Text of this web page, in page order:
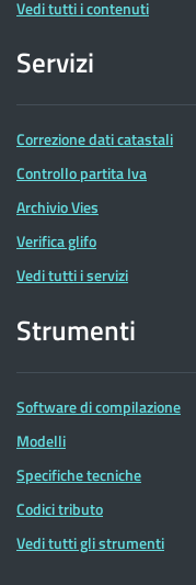
Vedi tutti i contenuti
Servizi
Correzione dati catastali
Controllo partita Iva
Archivio Vies
Verifica glifo
Vedi tutti i servizi
Strumenti
Software di compilazione
Modelli
Specifiche tecniche
Codici tributo
Vedi tutti gli strumenti